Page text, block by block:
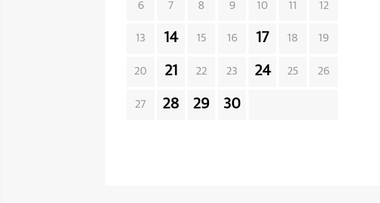
6 7 8 9 10 11 12
13 14 15 16 17 18 19
20 21 22 23 24 25 26
27 28 29 30